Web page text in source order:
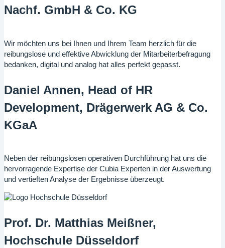
Nachf. GmbH & Co. KG
Wir möchten uns bei Ihnen und Ihrem Team herzlich für die
reibungslose und effektive Abwicklung der Mitarbeiterbefragung
bedanken, digital und analog hat alles perfekt gepasst.
Daniel Annen, Head of HR
Development, Drägerwerk AG & Co.
KGaA
Neben der reibungslosen operativen Durchführung hat uns die
hervorragende Expertise der Cubia Experten in der Auswertung
und vertieften Analyse der Ergebnisse überzeugt.
Prof. Dr. Matthias Meißner,
Hochschule Düsseldorf